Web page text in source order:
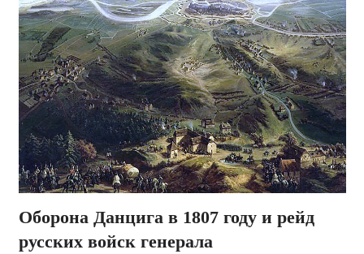
Оборона Данцига в 1807 году и рейд
русских войск генерала